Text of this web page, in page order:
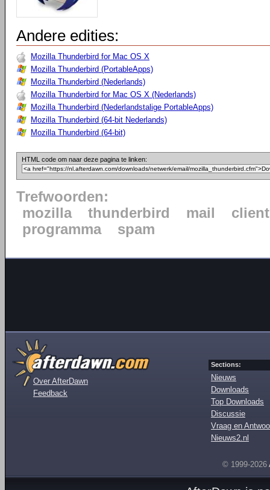
Andere edities:
Mozilla Thunderbird for Mac OS X
Mozilla Thunderbird (PortableApps)
Mozilla Thunderbird (Nederlands)
Mozilla Thunderbird for Mac OS X (Nederlands)
Mozilla Thunderbird (Nederlandstalige PortableApps)
Mozilla Thunderbird (64-bit Nederlands)
Mozilla Thunderbird (64-bit)
HTML code om naar deze pagina te linken:
Trefwoorden:
mozilla
thunderbird mail
client
programma
spam
Over AfterDawn
Feedback
Sections:
Nieuws
Downloads
Top Downloads
Discussie
Vraag en
Nieuws2.nl
© 1999-2026